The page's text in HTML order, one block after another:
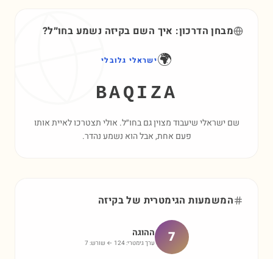
מבחן הדרכון: איך השם בקיזה נשמע בחו״ל?
🌍ישראלי גלובלי
BAQIZA
שם ישראלי שיעבוד מצוין גם בחו״ל. אולי תצטרכו לאיית אותו
פעם אחת, אבל הוא נשמע נהדר.
המשמעות הגימטרית שלבקיזה
7 ההוגה
ערך גימטרי: 124 ← שורש: 7